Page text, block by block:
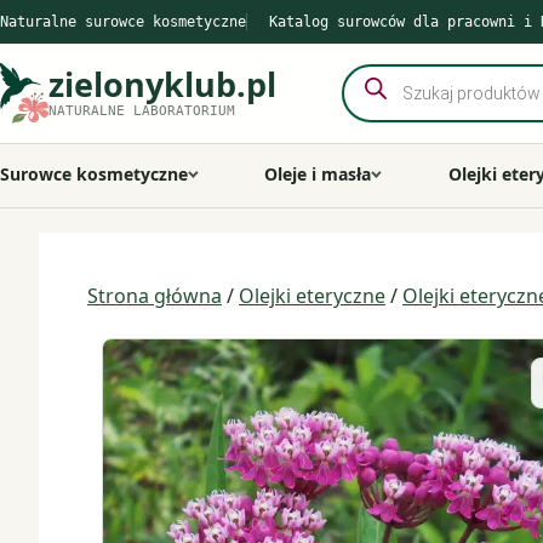
Przejdź
do
treści
Naturalne surowce kosmetyczne Katalog surowców dla pracowni i
zielonyklub.pl
NATURALNE LABORATORIUM
Wyszukiwarka
produktów
Surowce kosmetyczne Oleje i masła Olejki
Strona główna / Olejki eteryczne/ Olejki